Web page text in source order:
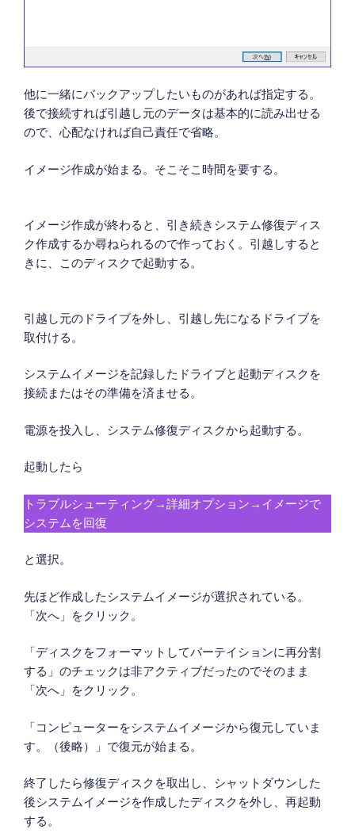
他に一緒にバックアップしたいものがあれば指定する。
後で接続すれば引越し元のデータは基本的に読み出せる
ので、心配なければ自己責任で省略。
イメージ作成が始まる。そこそこ時間を要する。
イメージ作成が終わると、引き続きシステム修復ディス
ク作成するか尋ねられるので作っておく。引越しすると
きに、このディスクで起動する。
引越し元のドライブを外し、引越し先になるドライブを
取付ける。
システムイメージを記録したドライブと起動ディスクを
接続またはその準備を済ませる。
電源を投入し、システム修復ディスクから起動する。
起動したら
トラブルシューティング→詳細オプション→イメージで
システムを回復
と選択。
先ほど作成したシステムイメージが選択されている。
「次へ」をクリック。
「ディスクをフォーマットしてパーテイションに再分割
する」のチェックは非アクティブだったのでそのまま
「次へ」をクリック。
「コンピューターをシステムイメージから復元していま
す。（後略）」で復元が始まる。
終了したら修復ディスクを取出し、シャットダウンした
後システムイメージを作成したディスクを外し、再起動
する。